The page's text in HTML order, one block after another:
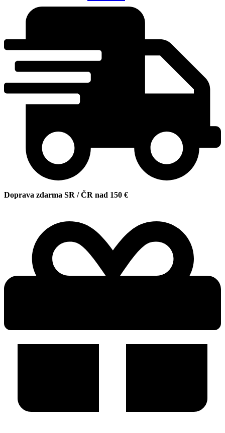
Doprava zdarma SR / ČR nad 150 €